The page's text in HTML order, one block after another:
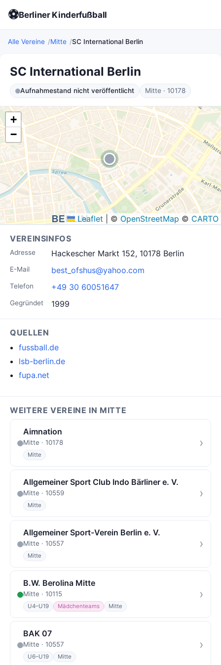
⚽Berliner Kinderfußball
Alle Vereine Mitte SC International Berlin
SC International Berlin
Aufnahmestand nicht veröffentlicht Mitte · 10178
+
−
Leaflet © OpenStreetMap © CARTO
VEREINSINFOS
Adresse Hackescher Markt 152, 10178 Berlin
E-Mail best_ofshus@yahoo.com
Telefon +49 30 60051647
Gegründet 1999
QUELLEN
fussball.de
lsb-berlin.de
fupa.net
WEITERE VEREINE IN MITTE
Aimnation
Mitte · 10178
Mitte
›
Allgemeiner Sport Club Indo Bärliner e. V.
Mitte · 10559
Mitte
›
Allgemeiner Sport-Verein Berlin e. V.
Mitte · 10557
Mitte
›
B.W. Berolina Mitte
Mitte · 10115
U4–U19 Mädchenteams Mitte
›
BAK 07
Mitte · 10557
U6–U19 Mitte
›